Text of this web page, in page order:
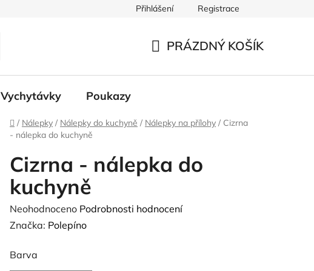
Přihlášení Registrace
PRÁZDNÝ KOŠÍK
Vychytávky Poukazy
Domů
/ Nálepky / Nálepky do kuchyně / Nálepky na přílohy / Cizrna
- nálepka do kuchyně
Cizrna - nálepka do
kuchyně
Průměrné
hodnocení
je
Neohodnoceno Podrobnosti hodnocení
Značka: Polepíno
Barva